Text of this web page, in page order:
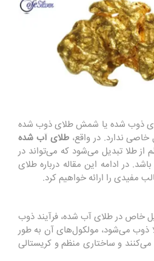
ذوب شده یا شمش طلای ذوب شده
ندارد. در واقع، طلای آب شده
از طلا تبدیل می‌شود که می‌تواند در
در ادامه این مقاله درباره طلای
مفیدی را ارائه خواهیم کرد.
خاص در طلای آب شده، فرآیند ذوب
می‌شود، مولکول‌های آن به طور
می‌کنند و ساختاری منظم و کریستالی